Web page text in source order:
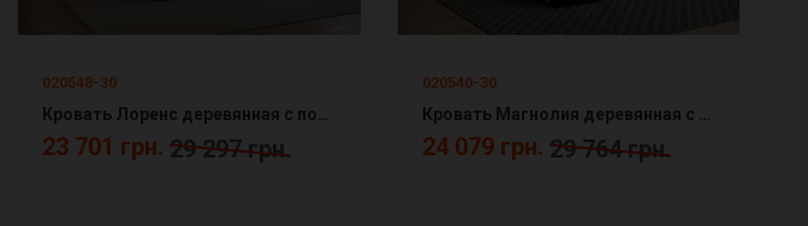
020548-30
23 701 грн. 29 297 грн.
020540-30
24 079 грн. 29 764 грн.